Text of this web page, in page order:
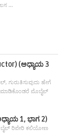
...
(ಅಧ್ಯಾಯ 3
ಹೇಗೆ
ಮೊಬೈಲ್
1, ಭಾಗ 2)
ರಿಪೇರಿ ಕಲಿಯೋಣ